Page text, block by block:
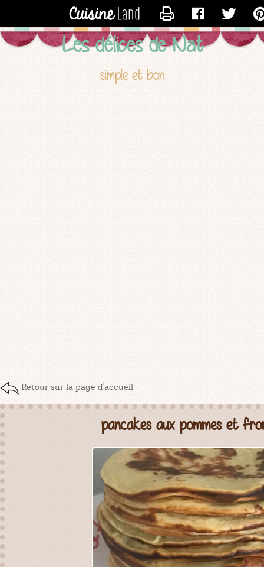
Les délices de Nat
simple et bon
Retour sur la page d'accueil
pancakes aux pommes et
CONTACTER